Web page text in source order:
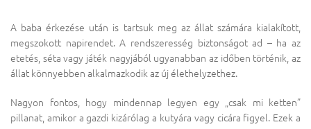
A baba érkezése után is tartsuk meg az állat számára kialakított,
megszokott napirendet. A rendszeresség biztonságot ad – ha az
etetés, séta vagy játék nagyjából ugyanabban az időben történik, az
állat könnyebben alkalmazkodik az új élethelyzethez.
Nagyon fontos, hogy mindennap legyen egy „csak mi ketten”
pillanat, amikor a gazdi kizárólag a kutyára vagy cicára figyel. Ezek a